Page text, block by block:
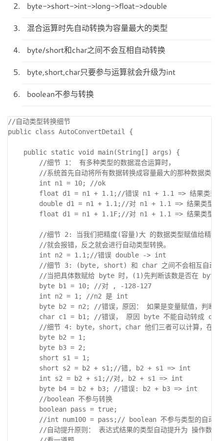
byte->short->int->long->float->double
混合运算时先自动转换为容量最大的类型
byte/short和char之间不会互相自动转换
byte,short,char只要参与运算就会升级为int
boolean不参与转换
//自动类型转换细节
public class AutoConvertDetail {
    public static void main(String[] args) {
        //细节 1： 有多种类型的数据混合运算时，
//系统首先自动将所有数据转换成容量最大的那种数据类
        int n1 = 10; //ok
float d1 = n1 + 1.1;//错误 n1 + 1.1 => 结果类型
double d1 = n1 + 1.1;//对 n1 + 1.1 => 结果类
float d1 = n1 + 1.1F;//对 n1 + 1.1 => 结果类
//细节 2: 当我们把精度(容量)大 的数据类型赋值给精
        //就会报错，反之就会进行自动类型转换。
        int n2 = 1.1;//错误 double -> int
//细节 3: (byte, short) 和 char 之间不会相互自
//当把具体数赋给 byte 时，(1)先判断该数是否在
        byte b1 = 10; //对 , -128-127
        int n2 = 1; //n2 是 int
byte b2 = n2; //错误，原因： 如果是变量赋值，判断
char c1 = b1; //错误， 原因 byte 不能自动转成
//细节 4: byte，short，char 他们三者可以计算，在
        byte b2 = 1;
        byte b3 = 2;
        short s1 = 1;
        short s2 = b2 + s1;//错, b2 + s1 => int
        int s2 = b2 + s1;//对, b2 + s1 => int
        byte b4 = b2 + b3; //错误: b2 + b3 => int
        //boolean 不参与转换
        boolean pass = true;
//int num100 = pass;// boolean 不参与类型的自动
//自动提升原则： 表达式结果的类型自动提升为 操作数